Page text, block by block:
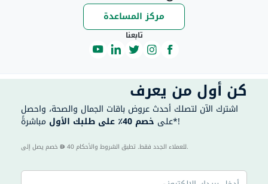
مركز المساعدة
تابعنا
كن أول من يعرف
اشترك الآن لتصلك أحدث عروض باقات الجمال والصحة، واحصل
على خصم 40٪ على طلبك الأول مباشرةً*!
40 للعملاء الجدد فقط. تطبق الشروط والأحكام.